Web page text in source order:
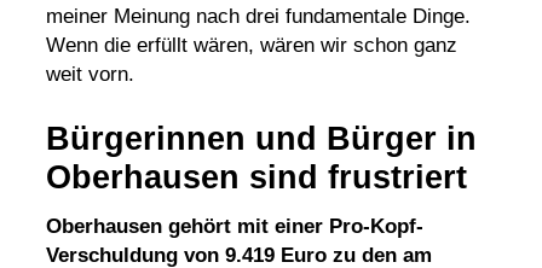
meiner Meinung nach drei fundamentale Dinge.
Wenn die erfüllt wären, wären wir schon ganz
weit vorn.
Bürgerinnen und Bürger in
Oberhausen sind frustriert
Oberhausen gehört mit einer Pro-Kopf-
Verschuldung von 9.419 Euro zu den am